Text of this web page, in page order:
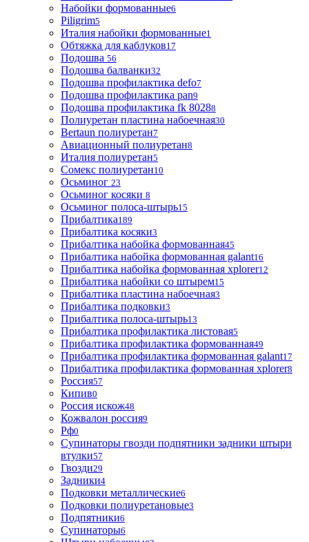
Набойки формованные6
Piligrim5
Италия набойки формованные1
Обтяжка для каблуков17
Подошва 56
Подошва балванки32
Подошва профилактика defo7
Подошва профилактика pan9
Подошва профилактика fk 80288
Полиуретан пластина набоечная30
Bertaun полиуретан7
Авиационный полиуретан8
Италия полиуретан5
Сомекс полиуретан10
Осьминог 23
Осьминог косяки 8
Осьминог полоса-штырь15
Прибалтика189
Прибалтика косяки3
Прибалтика набойка формованная45
Прибалтика набойка формованная galant16
Прибалтика набойка формованная xplorer12
Прибалтика набойки со штырем15
Прибалтика пластина набоечная3
Прибалтика подковки3
Прибалтика полоса-штырь13
Прибалтика профилактика листовая5
Прибалтика профилактика формованная49
Прибалтика профилактика формованная galant17
Прибалтика профилактика формованная xplorer8
Россия57
Кипив0
Россия искож48
Кожвалон россия9
Рф0
Супинаторы гвозди подпятники задники штыри
втулки57
Гвозди29
Задники4
Подковки металлические6
Подковки полиуретановые3
Подпятники6
Супинаторы6